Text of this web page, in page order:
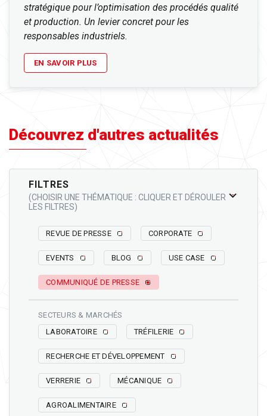
stratégique pour l’optimisation des procédés qualité
et production. Un levier concret pour les
responsables industriels.
EN SAVOIR PLUS
Découvrez d'autres actualités
FILTRES
(CHOISIR UNE THÉMATIQUE : CLIQUER ET DÉROULER
LES FILTRES)
REVUE DE PRESSE CORPORATE
EVENTS BLOG USE CASE
COMMUNIQUÉ DE PRESSE
SECTEURS & MARCHÉS
LABORATOIRE
TRÉFILERIE
RECHERCHE ET DÉVELOPPEMENT
VERRERIE MÉCANIQUE
AGROALIMENTAIRE